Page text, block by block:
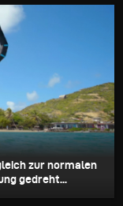
zur normalen
gedreht...